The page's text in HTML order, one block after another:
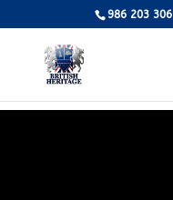
986 203 306